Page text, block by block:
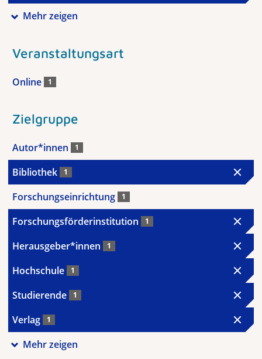
Mehr zeigen
Veranstaltungsart
Online 1
Zielgruppe
Autor*innen 1
Bibliothek 1
Forschungseinrichtung 1
Forschungsförderinstitution 1
Herausgeber*innen 1
Hochschule 1
Studierende 1
Verlag 1
Mehr zeigen